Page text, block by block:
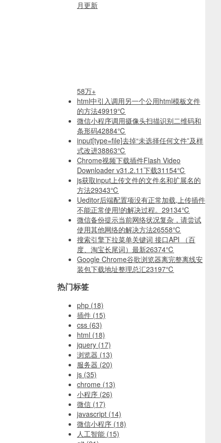
月更新
58万+
html中引入调用另一个公用html模板文件
的方法49919℃
微信小程序调用摄像头扫描识别二维码和
条形码42884℃
input[type=file]去掉“未选择任何文件”及样
式改进38863℃
Chrome视频下载插件Flash Video
Downloader v31.2.11下载31154℃
js获取input上传文件的文件名和扩展名的
方法29343℃
Ueditor后端配置项没有正常加载,上传插件
不能正常使用!的解决过程。 29134℃
微信备份提示当前网络状况复杂，请尝试
使用其他网络的解决方法26558℃
搜索引擎下拉菜单关键词 接口API （百
度、淘宝长尾词）最新26374℃
Google Chrome谷歌浏览器离完整离线安
装包下载地址整理总汇23197℃
热门标签
php (18)
插件 (15)
css (63)
html (18)
jquery (17)
浏览器 (13)
服务器 (20)
js (35)
chrome (13)
小程序 (26)
微信 (17)
javascript (14)
微信小程序 (18)
人工智能 (15)